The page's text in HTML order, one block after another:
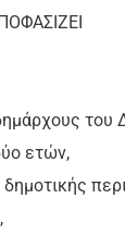
του
ετών,